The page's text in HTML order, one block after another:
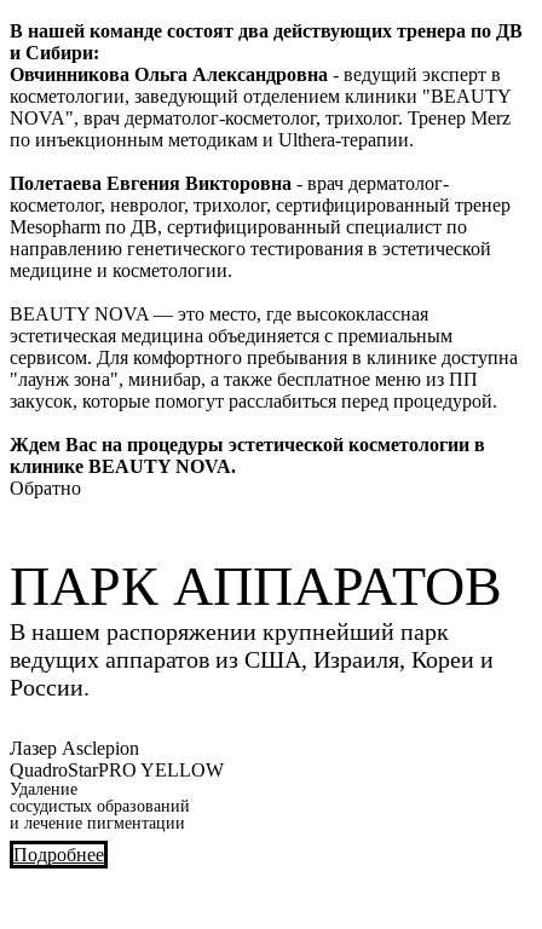
В нашей команде состоят два действующих тренера по ДВ
и Сибири:
Овчинникова Ольга Александровна - ведущий эксперт в
косметологии, заведующий отделением клиники "BEAUTY
NOVA", врач дерматолог-косметолог, трихолог. Тренер Merz
по инъекционным методикам и Ulthera-терапии.
Полетаева Евгения Викторовна - врач дерматолог-
косметолог, невролог, трихолог, сертифицированный тренер
Mesopharm по ДВ, сертифицированный специалист по
направлению генетического тестирования в эстетической
медицине и косметологии.
BEAUTY NOVA — это место, где высококлассная
эстетическая медицина объединяется с премиальным
сервисом. Для комфортного пребывания в клинике доступна
"лаунж зона", минибар, а также бесплатное меню из ПП
закусок, которые помогут расслабиться перед процедурой.
Ждем Вас на процедуры эстетической косметологии в
клинике BEAUTY NOVA.
Обратно
ПАРК АППАРАТОВ
В нашем распоряжении крупнейший парк
ведущих аппаратов из США, Израиля, Кореи и
России.
Лазер Asclepion
QuadroStarPRO YELLOW
Удаление
сосудистых образований
и лечение пигментации
Подробнее